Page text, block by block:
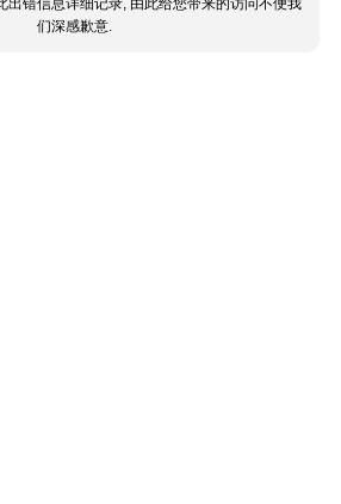
出错信息详细记录, 由此给您带来的访问不便我
们深感歉意.